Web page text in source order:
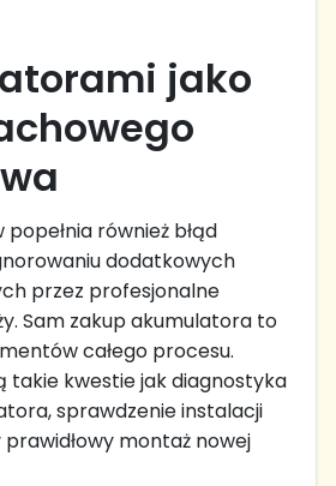
jako
również błąd
dodatkowych
przez profesjonalne
Sam zakup akumulatora to
całego procesu.
takie kwestie jak diagnostyka
sprawdzenie instalacji
montaż nowej